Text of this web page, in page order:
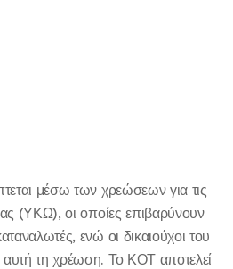
μέσω των χρεώσεων για τις
(ΥΚΩ), οι οποίες επιβαρύνουν
ενώ οι δικαιούχοι του
τη χρέωση. Το ΚΟΤ αποτελεί